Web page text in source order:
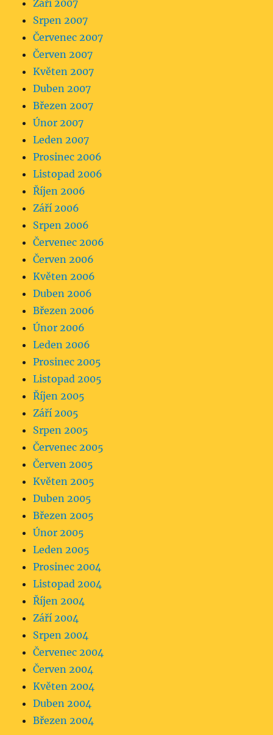
Září 2007
Srpen 2007
Červenec 2007
Červen 2007
Květen 2007
Duben 2007
Březen 2007
Únor 2007
Leden 2007
Prosinec 2006
Listopad 2006
Říjen 2006
Září 2006
Srpen 2006
Červenec 2006
Červen 2006
Květen 2006
Duben 2006
Březen 2006
Únor 2006
Leden 2006
Prosinec 2005
Listopad 2005
Říjen 2005
Září 2005
Srpen 2005
Červenec 2005
Červen 2005
Květen 2005
Duben 2005
Březen 2005
Únor 2005
Leden 2005
Prosinec 2004
Listopad 2004
Říjen 2004
Září 2004
Srpen 2004
Červenec 2004
Červen 2004
Květen 2004
Duben 2004
Březen 2004